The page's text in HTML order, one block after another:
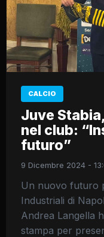
CALCIO
Juve
nel club:
futuro”
9 Dicembre 2024 -
Un nuovo futuro
Industriali di
Andrea Langella
stampa per